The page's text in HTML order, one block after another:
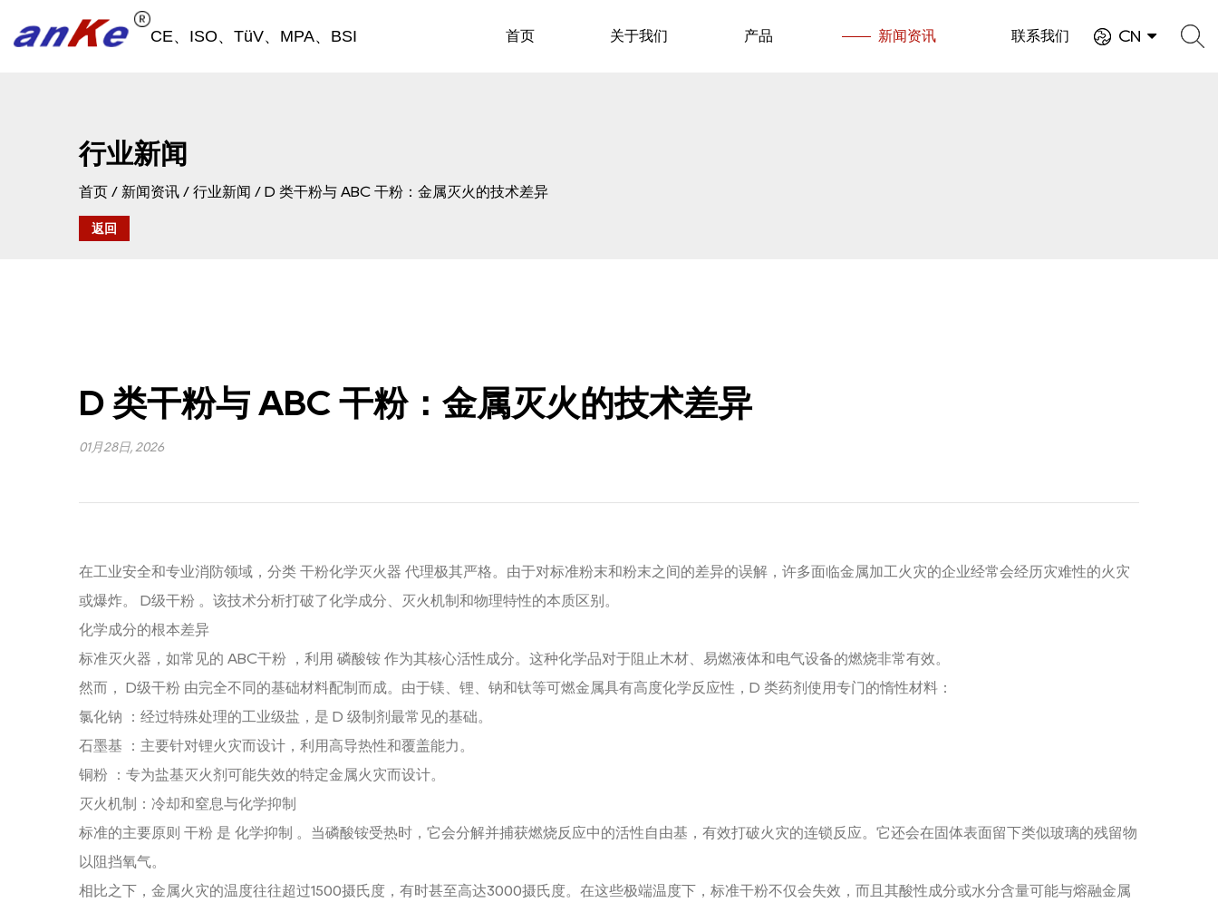
CE、ISO、TüV、MPA、BSI 首页 关于我们 产品 新闻资讯 联系我们 CN
行业新闻
首页 / 新闻资讯 / 行业新闻 / D 类干粉与 ABC 干粉：金属灭火的技术差异
返回
D 类干粉与 ABC 干粉：金属灭火的技术差异
01月28日, 2026
在工业安全和专业消防领域，分类 干粉化学灭火器 代理极其严格。由于对标准粉末和粉末之间的差异的误解，许多面临金属加工火灾的企业经常会经历灾难性的火灾
或爆炸。 D级干粉 。该技术分析打破了化学成分、灭火机制和物理特性的本质区别。
化学成分的根本差异
标准灭火器，如常见的 ABC干粉 ，利用 磷酸铵 作为其核心活性成分。这种化学品对于阻止木材、易燃液体和电气设备的燃烧非常有效。
然而， D级干粉 由完全不同的基础材料配制而成。由于镁、锂、钠和钛等可燃金属具有高度化学反应性，D 类药剂使用专门的惰性材料：
氯化钠 ：经过特殊处理的工业级盐，是 D 级制剂最常见的基础。
石墨基 ：主要针对锂火灾而设计，利用高导热性和覆盖能力。
铜粉 ：专为盐基灭火剂可能失效的特定金属火灾而设计。
灭火机制：冷却和窒息与化学抑制
标准的主要原则 干粉 是 化学抑制 。当磷酸铵受热时，它会分解并捕获燃烧反应中的活性自由基，有效打破火灾的连锁反应。它还会在固体表面留下类似玻璃的残留物
以阻挡氧气。
相比之下，金属火灾的温度往往超过1500摄氏度，有时甚至高达3000摄氏度。在这些极端温度下，标准干粉不仅会失效，而且其酸性成分或水分含量可能与熔融金属